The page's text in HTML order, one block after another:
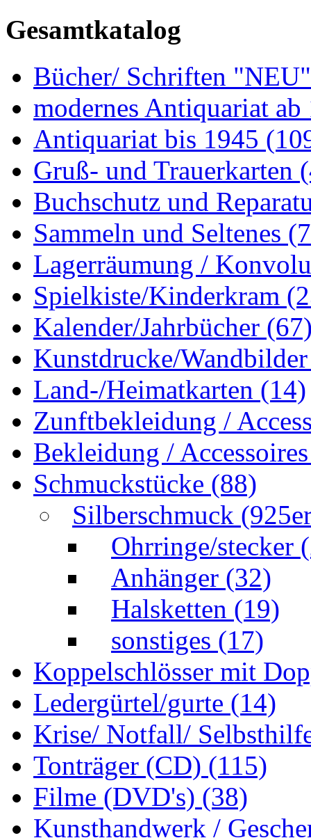
Gesamtkatalog
Bücher/ Schriften
modernes Antiquariat
Antiquariat bis 1945
Gruß- und Trauerkarten
Buchschutz und
Sammeln und Seltenes
Lagerräumung /
Spielkiste/Kinderkram
Kalender/Jahrbücher
Kunstdrucke/
Land-/Heimatkarten (14)
Zunftbekleidung /
Bekleidung /
Schmuckstücke (88)
Silberschmuck
Ohrringe/stecker
Anhänger (32)
Halsketten (19)
sonstiges (17)
Koppelschlösser mit
Ledergürtel/gurte (14)
Krise/ Notfall/
Tonträger (CD) (115)
Filme (DVD's) (38)
Kunsthandwerk /